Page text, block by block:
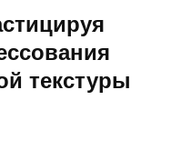
текстуры